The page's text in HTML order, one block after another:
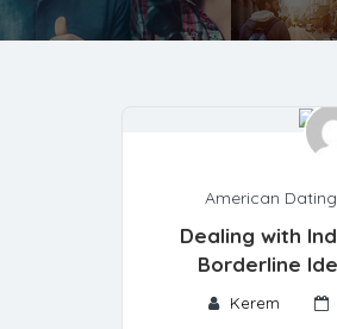
American
Dealing with
Borderline
Kerem